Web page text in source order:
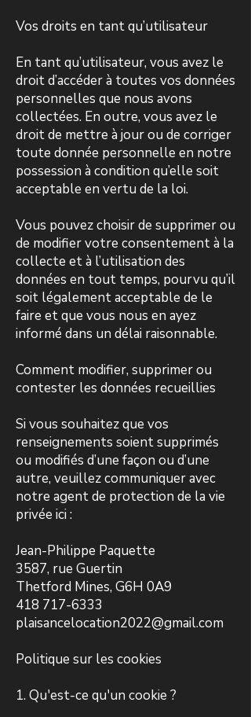
Vos droits en tant qu’utilisateur
En tant qu’utilisateur, vous avez le
droit d’accéder à toutes vos données
personnelles que nous avons
collectées. En outre, vous avez le
droit de mettre à jour ou de corriger
toute donnée personnelle en notre
possession à condition qu’elle soit
acceptable en vertu de la loi.
Vous pouvez choisir de supprimer ou
de modifier votre consentement à la
collecte et à l’utilisation des
données en tout temps, pourvu qu’il
soit légalement acceptable de le
faire et que vous nous en ayez
informé dans un délai raisonnable.
Comment modifier, supprimer ou
contester les données recueillies
Si vous souhaitez que vos
renseignements soient supprimés
ou modifiés d’une façon ou d’une
autre, veuillez communiquer avec
notre agent de protection de la vie
privée ici :
Jean-Philippe Paquette
3587, rue Guertin
Thetford Mines, G6H 0A9​
418 717-6333
plaisancelocation2022@gmail.com
Politique sur les cookies
1. Qu'est-ce qu'un cookie ?